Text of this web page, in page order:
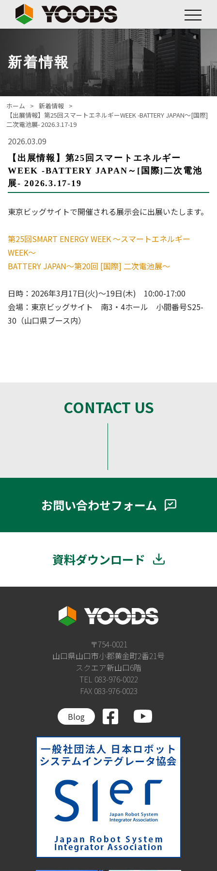
新着情報
ホーム
新着情報
【出展情報】第25回スマートエネルギーWEEK -BATTERY JAPAN～[国際]
二次電池展- 2026.3.17-19
2026.03.09
【出展情報】第25回スマートエネルギー
WEEK -BATTERY JAPAN～[国際]二次電池
展- 2026.3.17-19
東京ビッグサイトで開催される展示会に出展いたします。
第25回SMART ENERGY WEEK ～スマートエネルギー
WEEK～
BATTERY JAPAN～第20回 [国際] 二次電池展～
日時：2026年3月17日(火)～19日(木) 10:00-17:00
会場：東京ビッグサイト 南3・4ホール 小間番号S25-
30（山口県ブース内）
CONTACT US
お問い合わせフォーム
資料ダウンロード
〒754-0021
山口県山口市小郡黄金町2番21号
スクエア新山口6階
TEL 083-976-0022
FAX 083-976-0023
Blog